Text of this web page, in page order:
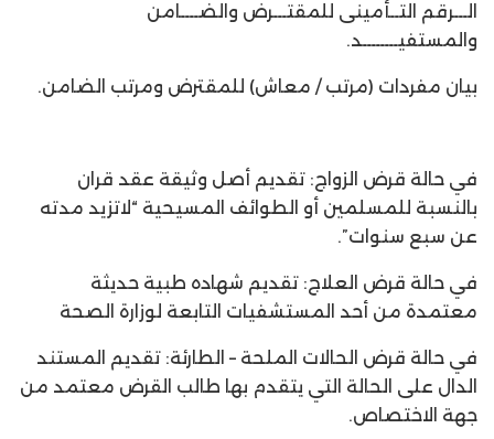
الـــرقم التــأمينى للمقتـــرض والضــــامن
والمستفيــــــــد.
بيان مفردات (مرتب / معاش) للمقترض ومرتب الضامن.
في حالة قرض الزواج: تقديم أصل وثيقة عقد قران
بالنسبة للمسلمين أو الطوائف المسيحية “لاتزيد مدته
عن سبع سنوات”.
في حالة قرض العلاج: تقديم شهاده طبية حديثة
معتمدة من أحد المستشفيات التابعة لوزارة الصحة
في حالة قرض الحالات الملحة – الطارئة: تقديم المستند
الدال على الحالة التي يتقدم بها طالب القرض معتمد من
جهة الاختصاص.